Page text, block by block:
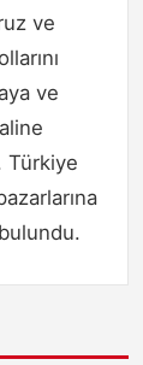
ve
ve
Türkiye